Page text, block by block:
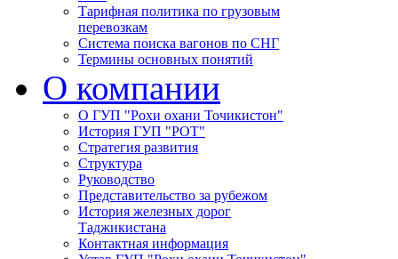
Тарифная политика по грузовым
перевозкам
Система поиска вагонов по СНГ
Термины основных понятий
О компании
О ГУП "Рохи охани Точикистон"
История ГУП "РОТ"
Стратегия развития
Структура
Руководство
Представительство за рубежом
История железных дорог
Таджикистана
Контактная информация